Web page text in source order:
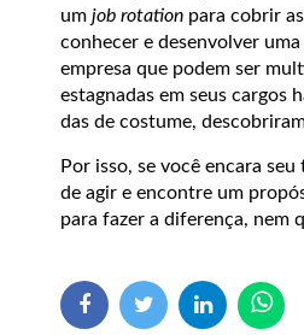
um job rotation para cobrir
conhecer e desenvolver
empresa que podem ser
estagnadas em seus cargos
das de costume,
Por isso, se você encara
de agir e encontre um
para fazer a diferença, nem